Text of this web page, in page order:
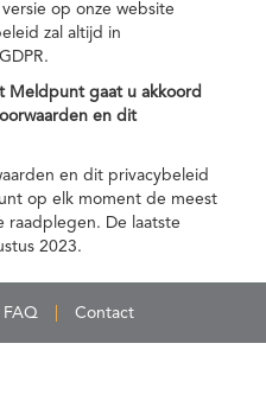
op onze website
zal altijd in
Meldpunt gaat u akkoord
en dit
en dit privacybeleid
op elk moment de meest
raadplegen. De laatste
2023.
FAQ Contact